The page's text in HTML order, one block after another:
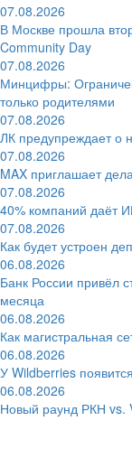
07.08.2026
В Москве прошла
Community Day
07.08.2026
Минцифры:
только родителями
07.08.2026
ЛК предупреждает о
07.08.2026
MAX приглашает
07.08.2026
40% компаний даёт
07.08.2026
Как будет устроен
06.08.2026
Банк России привёл
месяца
06.08.2026
Как магистральная
06.08.2026
У Wildberries
06.08.2026
Новый раунд РКН vs.